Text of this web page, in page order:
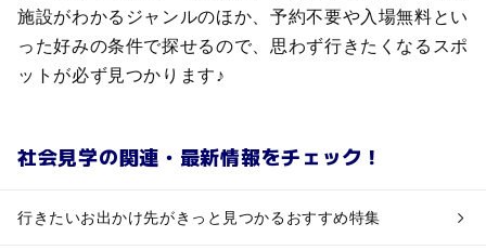
施設がわかるジャンルのほか、予約不要や入場無料とい
った好みの条件で探せるので、思わず行きたくなるスポ
ットが必ず見つかります♪
社会見学の関連・最新情報をチェック！
行きたいお出かけ先がきっと見つかるおすすめ特集